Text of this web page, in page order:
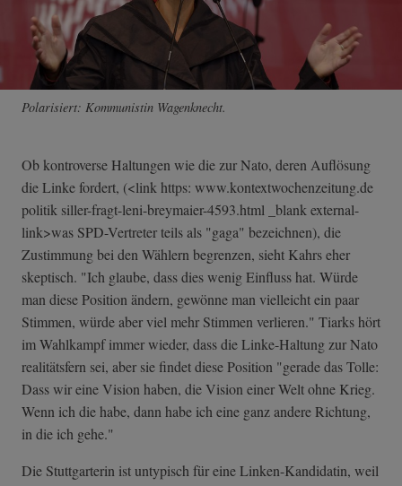
Polarisiert: Kommunistin Wagenknecht.
Ob kontroverse Haltungen wie die zur Nato, deren Auflösung
die Linke fordert, (<link https: www.kontextwochenzeitung.de
politik siller-fragt-le­ni-breymaier-45­93.html _blank external-
link>was SPD-Vertreter teils als "gaga" bezeichnen), die
Zustimmung bei den Wählern begrenzen, sieht Kahrs eher
skeptisch. "Ich glaube, dass dies wenig Einfluss hat. Würde
man diese Position ändern, gewönne man vielleicht ein paar
Stimmen, würde aber viel mehr Stimmen verlieren." Tiarks hört
im Wahlkampf immer wieder, dass die Linke-Haltung zur Nato
realitätsfern sei, aber sie findet diese Position "gerade das Tolle:
Dass wir eine Vision haben, die Vision einer Welt ohne Krieg.
Wenn ich die habe, dann habe ich eine ganz andere Richtung,
in die ich gehe."
Die Stuttgarterin ist untypisch für eine Linken-Kandidatin, weil